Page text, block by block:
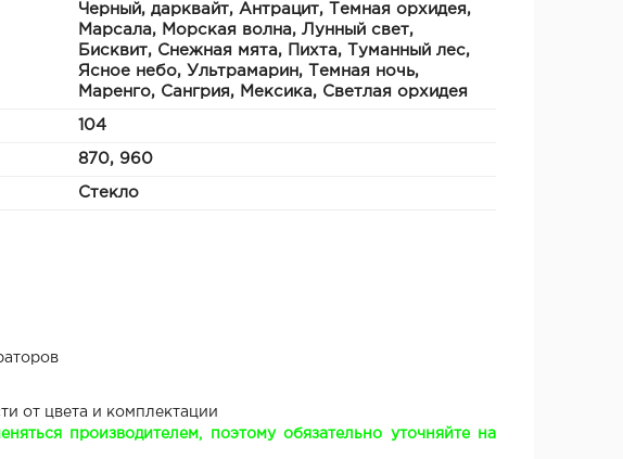
Черный, дарквайт, Антрацит, Темная орхидея,
Марсала, Морская волна, Лунный свет,
Бисквит, Снежная мята, Пихта, Туманный лес,
Ясное небо, Ультрамарин, Темная ночь,
Маренго, Сангрия, Мексика, Светлая орхидея
104
870, 960
Стекло
от цвета и комплектации
производителем, поэтому обязательно уточняйте на